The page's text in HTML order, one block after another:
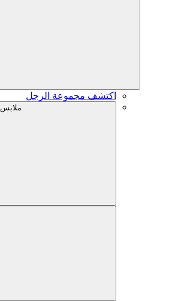
اكتشف مجموعة الرجل
ملابس